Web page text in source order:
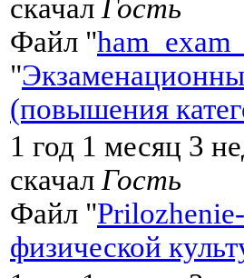
скачал Гость
Файл "
"
(повышения
1 год 1 месяц 3
скачал Гость
Файл "
физической